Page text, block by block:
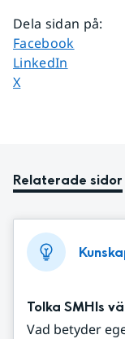
Dela sidan på:
Dela sidan på
Facebook
Dela sidan på
LinkedIn
Dela sidan på
X
Relaterade sidor
Tolka SMHIs
Vad betyder